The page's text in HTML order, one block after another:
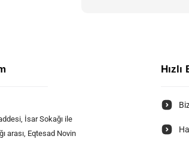
İsar Sokağı ile
arası, Eqtesad Novin
Hızlı